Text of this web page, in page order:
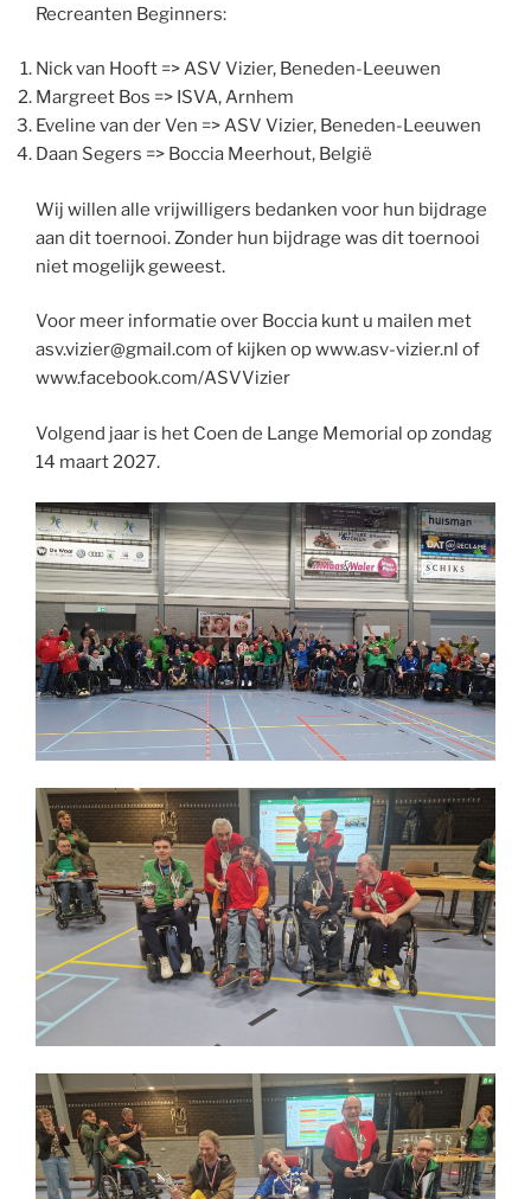
Recreanten Beginners:
Nick van Hooft => ASV Vizier, Beneden-Leeuwen
Margreet Bos => ISVA, Arnhem
Eveline van der Ven => ASV Vizier, Beneden-Leeuwen
Daan Segers => Boccia Meerhout, België
Wij willen alle vrijwilligers bedanken voor hun bijdrage
aan dit toernooi. Zonder hun bijdrage was dit toernooi
niet mogelijk geweest.
Voor meer informatie over Boccia kunt u mailen met
asv.vizier@gmail.com of kijken op www.asv-vizier.nl of
www.facebook.com/ASVVizier
Volgend jaar is het Coen de Lange Memorial op zondag
14 maart 2027.